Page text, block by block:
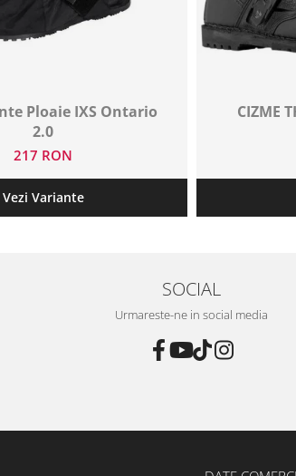
Ploaie IXS Ontario
2.0
217 RON
Vezi Variante
CIZME
SOCIAL
Urmareste-ne in social media